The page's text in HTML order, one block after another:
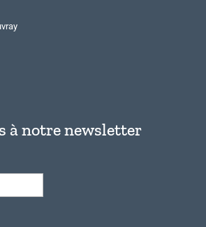
à notre newsletter